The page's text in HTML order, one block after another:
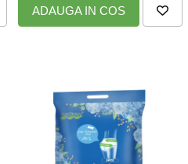
ADAUGA IN COS